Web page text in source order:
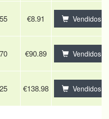
€8.91 Vendidos
€90.89 Vendidos
€138.98 Vendidos